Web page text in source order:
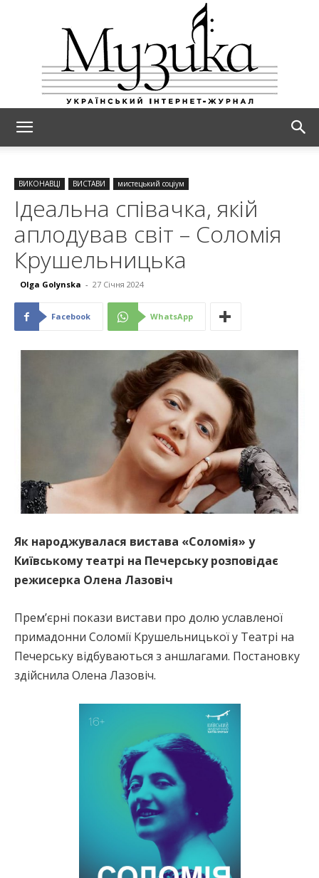
ВИКОНАВЦІ ВИСТАВИ мистецький соціум
Ідеальна співачка, якій
аплодував світ – Соломія
Крушельницька
Olga Golynska - 27 Січня 2024
Facebook WhatsApp
Як народжувалася вистава «Соломія» у
Київському театрі на Печерську розповідає
режисерка Олена Лазовіч
Прем’єрні покази вистави про долю уславленої
примадонни Соломії Крушельницької у Театрі на
Печерську відбуваються з аншлагами. Постановку
здійснила Олена Лазовіч.